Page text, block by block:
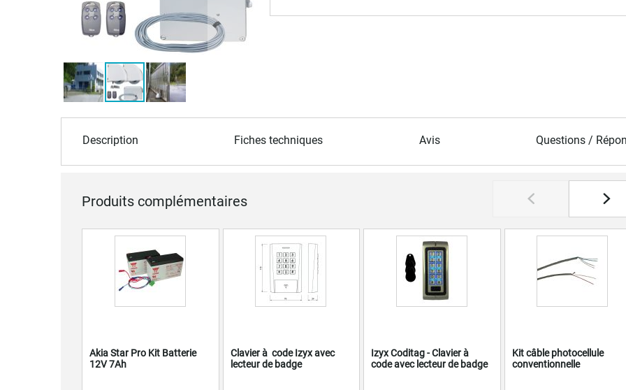
gallery
Description Fiches techniques Avis Questions /
Produits complémentaires
Akia Star Pro Kit Batterie
12V 7Ah
Clavier à code Izyx avec
lecteur de badge
Izyx Coditag - Clavier à
code avec lecteur de badge
Kit câble photocellule
conventionnelle